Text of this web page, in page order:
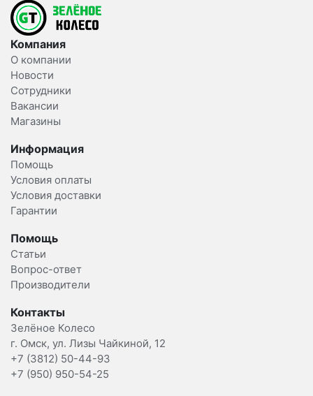
Компания
О компании
Новости
Сотрудники
Вакансии
Магазины
Информация
Помощь
Условия оплаты
Условия доставки
Гарантии
Помощь
Статьи
Вопрос-ответ
Производители
Контакты
Зелёное Колесо
г. Омск, ул. Лизы Чайкиной, 12
+7 (3812) 50-44-93
+7 (950) 950-54-25